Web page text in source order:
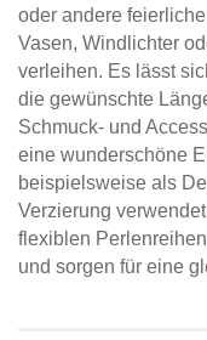
oder andere
Vasen, Windlichter
verleihen. Es lässt
die gewünschte
Schmuck- und
eine wunderschöne
beispielsweise als
Verzierung
flexiblen
und sorgen für eine